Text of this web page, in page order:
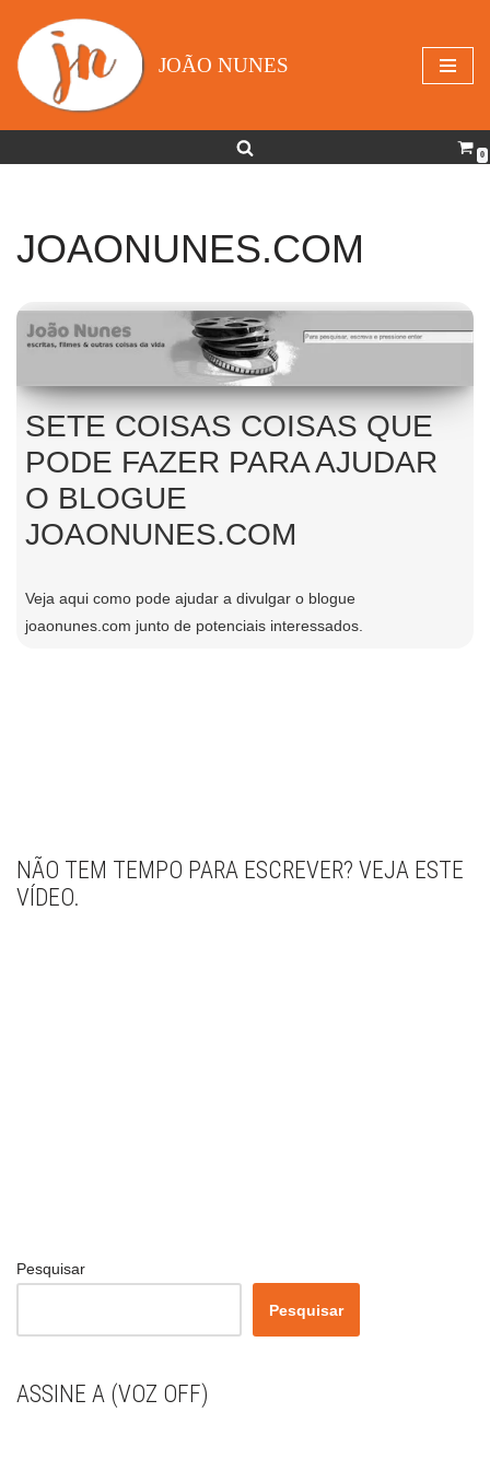
Avançar
para
JOÃO NUNES
0
JOAONUNES.COM
SETE COISAS COISAS QUE
PODE FAZER PARA AJUDAR
O BLOGUE
JOAONUNES.COM
Veja aqui como pode ajudar a divulgar o blogue
joaonunes.com junto de potenciais interessados.
NÃO TEM TEMPO PARA ESCREVER? VEJA ESTE
VÍDEO.
Pesquisar
Pesquisar
ASSINE A (VOZ OFF)